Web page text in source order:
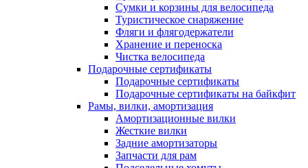
Сумки и корзины для велосипеда
Туристическое снаряжение
Фляги и флягодержатели
Хранение и переноска
Чистка велосипеда
Подарочные сертификаты
Подарочные сертификаты
Подарочные сертификаты на байкфит
Рамы, вилки, амортизация
Амортизационные вилки
Жесткие вилки
Задние амортизаторы
Запчасти для рам